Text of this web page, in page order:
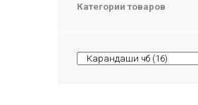
Категории товаров